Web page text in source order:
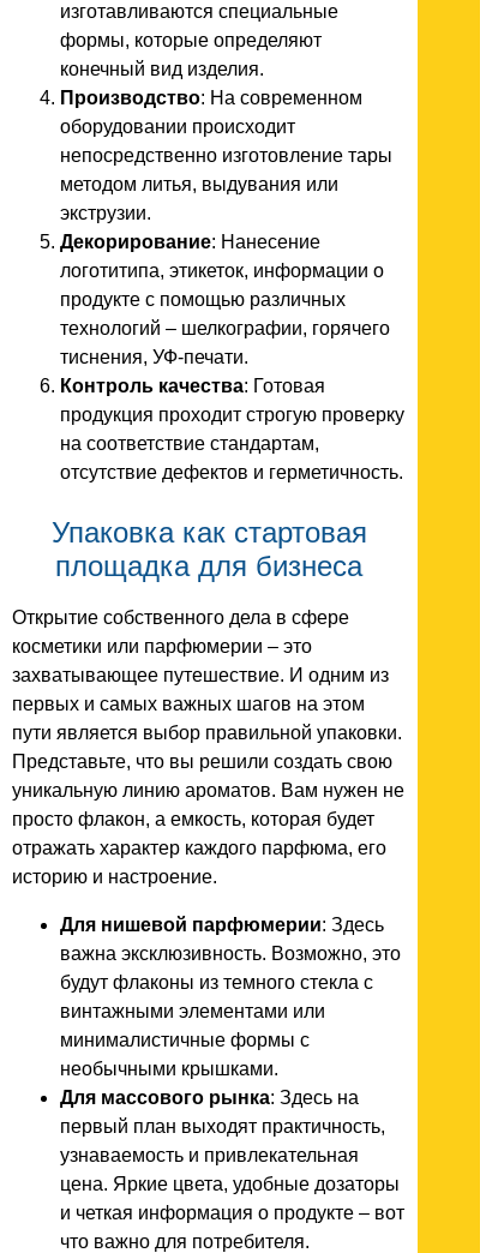
изготавливаются специальные
формы, которые определяют
конечный вид изделия.
Производство: На современном
оборудовании происходит
непосредственно изготовление тары
методом литья, выдувания или
экструзии.
Декорирование: Нанесение
логотитипа, этикеток, информации о
продукте с помощью различных
технологий – шелкографии, горячего
тиснения, УФ-печати.
Контроль качества: Готовая
продукция проходит строгую проверку
на соответствие стандартам,
отсутствие дефектов и герметичность.
Упаковка как стартовая
площадка для бизнеса
Открытие собственного дела в сфере
косметики или парфюмерии – это
захватывающее путешествие. И одним из
первых и самых важных шагов на этом
пути является выбор правильной упаковки.
Представьте, что вы решили создать свою
уникальную линию ароматов. Вам нужен не
просто флакон, а емкость, которая будет
отражать характер каждого парфюма, его
историю и настроение.
Для нишевой парфюмерии: Здесь
важна эксклюзивность. Возможно, это
будут флаконы из темного стекла с
винтажными элементами или
минималистичные формы с
необычными крышками.
Для массового рынка: Здесь на
первый план выходят практичность,
узнаваемость и привлекательная
цена. Яркие цвета, удобные дозаторы
и четкая информация о продукте – вот
что важно для потребителя.